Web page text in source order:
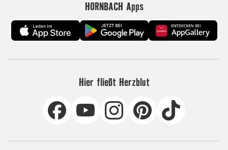
HORNBACH Apps
Hier fließt Herzblut